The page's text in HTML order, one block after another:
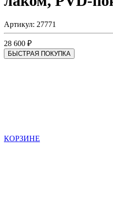
Артикул: 27771
28 600 ₽
БЫСТРАЯ ПОКУПКА
КОРЗИНЕ